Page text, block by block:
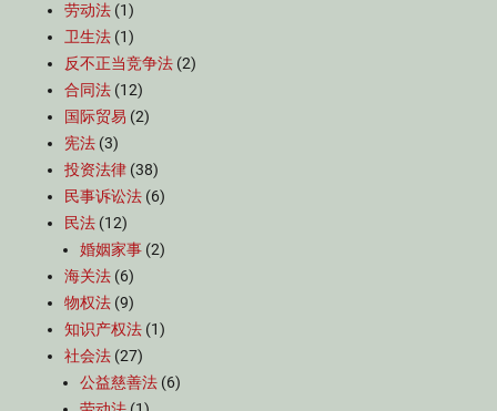
劳动法 (1)
卫生法 (1)
反不正当竞争法 (2)
合同法 (12)
国际贸易 (2)
宪法 (3)
投资法律 (38)
民事诉讼法 (6)
民法 (12)
婚姻家事 (2)
海关法 (6)
物权法 (9)
知识产权法 (1)
社会法 (27)
公益慈善法 (6)